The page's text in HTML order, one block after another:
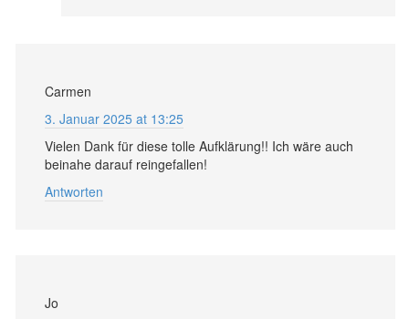
Carmen
3. Januar 2025 at 13:25
Vielen Dank für diese tolle Aufklärung!! Ich wäre auch
beinahe darauf reingefallen!
Antworten
Jo